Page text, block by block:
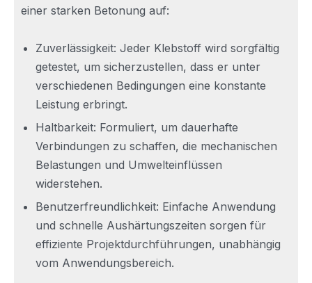
einer starken Betonung auf:
Zuverlässigkeit: Jeder Klebstoff wird sorgfältig
getestet, um sicherzustellen, dass er unter
verschiedenen Bedingungen eine konstante
Leistung erbringt.
Haltbarkeit: Formuliert, um dauerhafte
Verbindungen zu schaffen, die mechanischen
Belastungen und Umwelteinflüssen
widerstehen.
Benutzerfreundlichkeit: Einfache Anwendung
und schnelle Aushärtungszeiten sorgen für
effiziente Projektdurchführungen, unabhängig
vom Anwendungsbereich.